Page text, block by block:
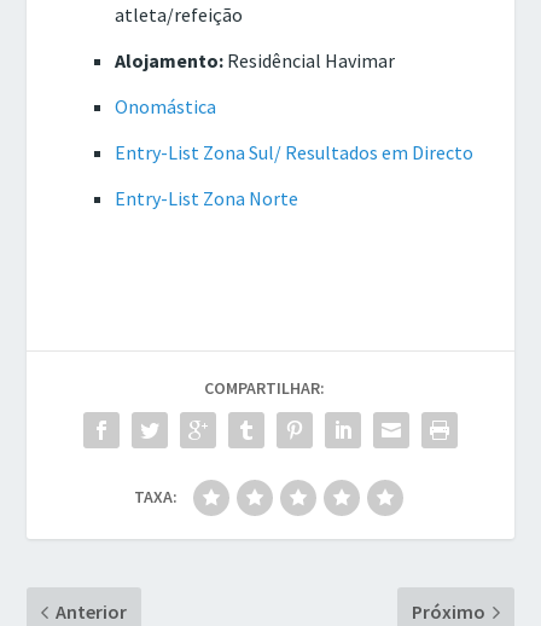
atleta/refeição
Alojamento:Residêncial Havimar
Onomástica
Entry-List Zona Sul/ Resultados em Directo
Entry-List Zona Norte
COMPARTILHAR:
TAXA:
Anterior Próximo